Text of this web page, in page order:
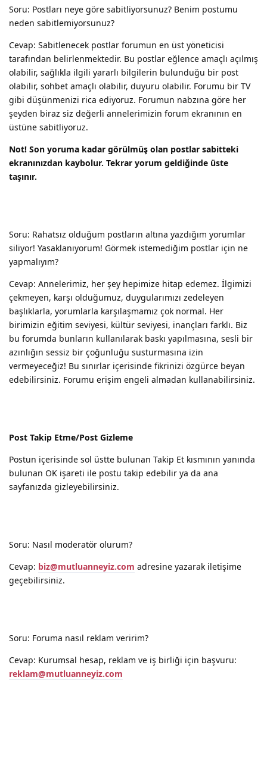
Soru: Postları neye göre sabitliyorsunuz? Benim postumu
neden sabitlemiyorsunuz?
Cevap: Sabitlenecek postlar forumun en üst yöneticisi
tarafından belirlenmektedir. Bu postlar eğlence amaçlı açılmış
olabilir, sağlıkla ilgili yararlı bilgilerin bulunduğu bir post
olabilir, sohbet amaçlı olabilir, duyuru olabilir. Forumu bir TV
gibi düşünmenizi rica ediyoruz. Forumun nabzına göre her
şeyden biraz siz değerli annelerimizin forum ekranının en
üstüne sabitliyoruz.
Not! Son yoruma kadar görülmüş olan postlar sabitteki
ekranınızdan kaybolur. Tekrar yorum geldiğinde üste
taşınır.
Soru: Rahatsız olduğum postların altına yazdığım yorumlar
siliyor! Yasaklanıyorum! Görmek istemediğim postlar için ne
yapmalıyım?
Cevap: Annelerimiz, her şey hepimize hitap edemez. İlgimizi
çekmeyen, karşı olduğumuz, duygularımızı zedeleyen
başlıklarla, yorumlarla karşılaşmamız çok normal. Her
birimizin eğitim seviyesi, kültür seviyesi, inançları farklı. Biz
bu forumda bunların kullanılarak baskı yapılmasına, sesli bir
azınlığın sessiz bir çoğunluğu susturmasına izin
vermeyeceğiz! Bu sınırlar içerisinde fikrinizi özgürce beyan
edebilirsiniz. Forumu erişim engeli almadan kullanabilirsiniz.
Post Takip Etme/Post Gizleme
Postun içerisinde sol üstte bulunan Takip Et kısmının yanında
bulunan OK işareti ile postu takip edebilir ya da ana
sayfanızda gizleyebilirsiniz.
Soru: Nasıl moderatör olurum?
Cevap: biz@mutluanneyiz.com adresine yazarak iletişime
geçebilirsiniz.
Soru: Foruma nasıl reklam veririm?
Cevap: Kurumsal hesap, reklam ve iş birliği için başvuru:
reklam@mutluanneyiz.com